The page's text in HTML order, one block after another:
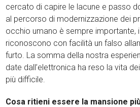
cercato di capire le lacune e passo
al percorso di modernizzazione dei
occhio umano è sempre importante,
riconoscono con facilità un falso
furto. La somma della nostra
date dall’elettronica ha reso la vita
più difficile.
Cosa ritieni essere la mansione